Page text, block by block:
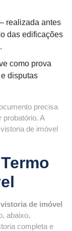
realizada antes
das edificações
como prova
disputas
precisa
probatório. A
de imóvel
de imóvel
abaixo,
completa e